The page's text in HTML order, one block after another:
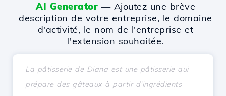
AI Generator — Ajoutez une brève
description de votre entreprise, le domaine
d'activité, le nom de l'entreprise et
l'extension souhaitée.